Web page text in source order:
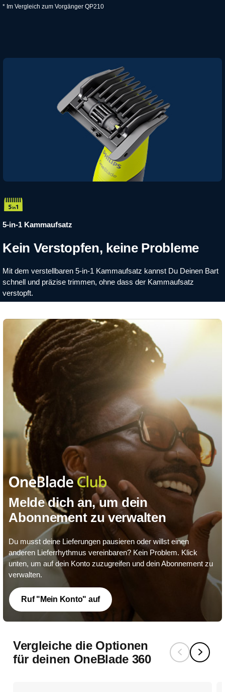
* Im Vergleich zum Vorgänger QP210
5-in-1 Kammaufsatz
Kein Verstopfen, keine Probleme​
Mit dem verstellbaren 5-in-1 Kammaufsatz kannst Du Deinen Bart
schnell und präzise trimmen, ohne dass der Kammaufsatz
verstopft.
Melde dich an, um dein
Abonnement zu verwalten
Du musst deine Lieferungen pausieren oder willst einen
anderen Lieferrhythmus vereinbaren? Kein Problem. Klick
unten, um auf dein Konto zuzugreifen und dein Abonnement zu
verwalten.
Ruf "Mein Konto" auf
Vergleiche die Optionen
für deinen OneBlade 360